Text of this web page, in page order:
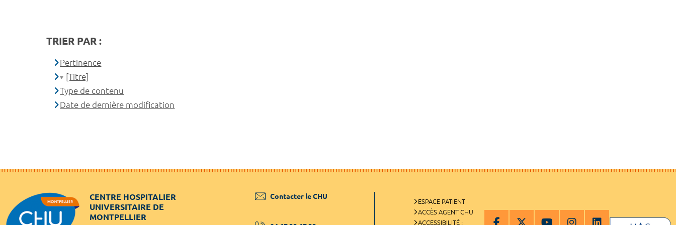
TRIER PAR :
Pertinence
[Titre]
Type de contenu
Date de dernière modification
CENTRE HOSPITALIER
UNIVERSITAIRE DE
MONTPELLIER
Contacter le CHU
ESPACE PATIENT
ACCÈS AGENT CHU
ACCESSIBILITÉ :